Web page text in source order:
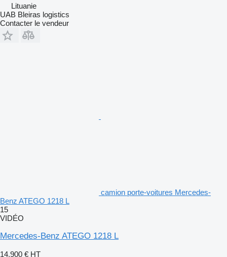
Lituanie
UAB Bleiras logistics
Contacter le vendeur
camion porte-voitures Mercedes-
Benz ATEGO 1218 L
15
VIDÉO
Mercedes-Benz ATEGO 1218 L
14.900 € HT